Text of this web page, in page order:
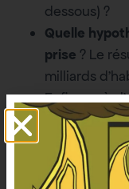
dessous) ?
Quelle
prise ? Le
milliards
Enfin, après
se passe-t-il
négatives,
carbone